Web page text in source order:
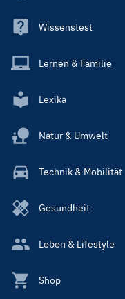
Wissenstest
Lernen & Familie
Lexika
Natur & Umwelt
Technik & Mobilität
Gesundheit
Leben & Lifestyle
Shop